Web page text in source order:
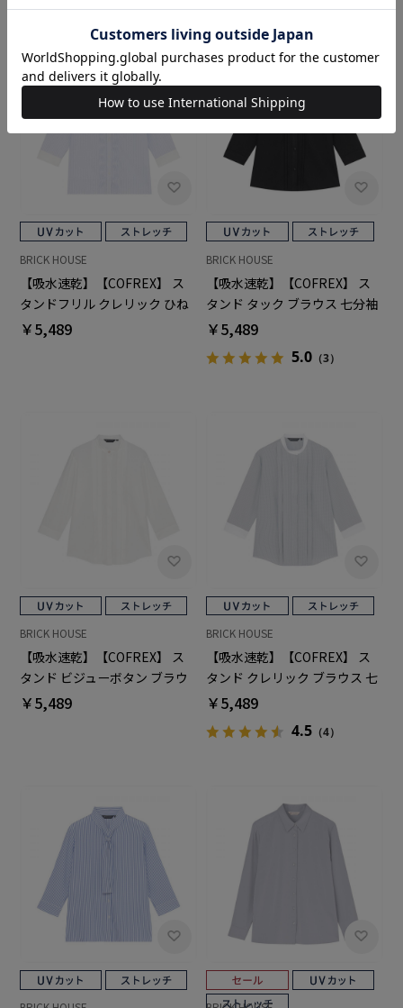
BRICK HOUSE
【吸水速乾】【COFREX】 ス
タンドフリル クレリック ひね
りピンタック ブラウス 七分袖
￥5,489
BRICK HOUSE
【吸水速乾】【COFREX】 ス
タンド タック ブラウス 七分袖
レディースデザインシャツ
￥5,489
5.0 （3）
BRICK HOUSE
【吸水速乾】【COFREX】 ス
タンド ビジューボタン ブラウ
ス 七分袖 レディースデザイン
￥5,489
BRICK HOUSE
【吸水速乾】【COFREX】 ス
タンド クレリック ブラウス 七
分袖 レディースデザインシャ
￥5,489
4.5 （4）